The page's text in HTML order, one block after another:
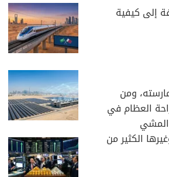
إلى كيفية
ومن
العظام في
الكثير من